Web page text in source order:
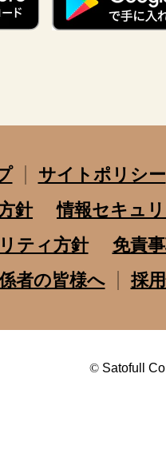
サイトポリシー
針
情報セキュ
ティ方針
免責
者の皆様へ
採
© Satofull